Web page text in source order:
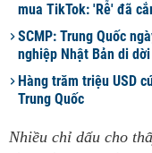
mua TikTok: 'Rễ' đã
SCMP: Trung Quốc
nghiệp Nhật Bản di dời
Hàng trăm triệu USD
Trung Quốc
Nhiều chỉ dấu cho